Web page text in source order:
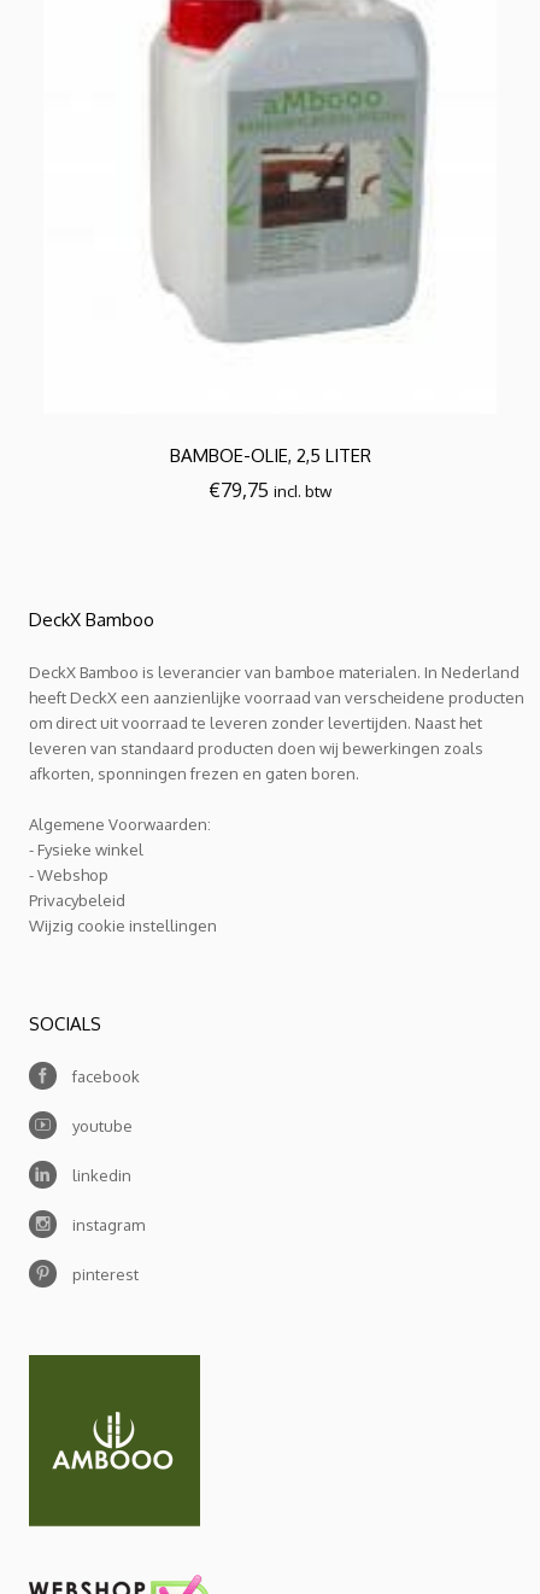
heeft
meerdere
variaties.
BAMBOE-OLIE, 2,5 LITER
€79,75 incl. btw
DeckX Bamboo
DeckX Bamboo is leverancier van bamboe materialen. In Nederland
heeft DeckX een aanzienlijke voorraad van verscheidene producten
om direct uit voorraad te leveren zonder levertijden. Naast het
leveren van standaard producten doen wij bewerkingen zoals
afkorten, sponningen frezen en gaten boren.
Algemene Voorwaarden:
- Fysieke winkel
- Webshop
Privacybeleid
Wijzig cookie instellingen
SOCIALS
facebook
youtube
linkedin
instagram
pinterest